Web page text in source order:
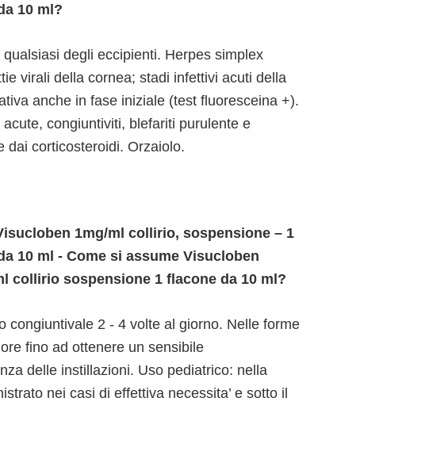
10 ml?
degli eccipienti. Herpes simplex
virali della cornea; stadi infettivi acuti della
anche in fase iniziale (test fluoresceina +).
congiuntiviti, blefariti purulente e
dai corticosteroidi. Orzaiolo.
1mg/ml collirio, sospensione – 1
10 ml - Come si assume Visucloben
collirio sospensione 1 flacone da 10 ml?
congiuntivale 2 - 4 volte al giorno. Nelle forme
fino ad ottenere un sensibile
delle instillazioni. Uso pediatrico: nella
nei casi di effettiva necessita’ e sotto il